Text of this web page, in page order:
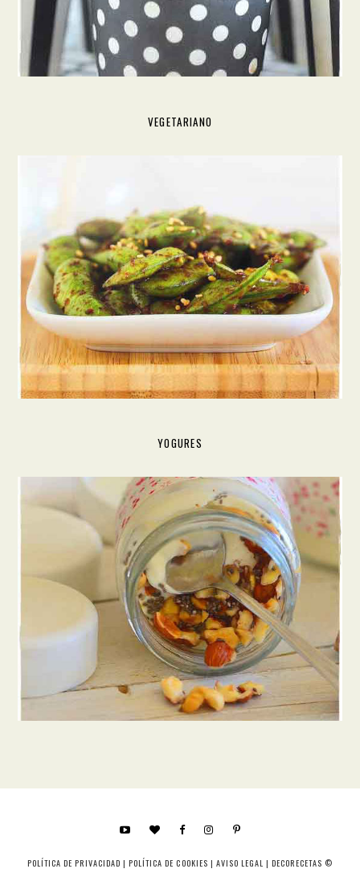
VEGETARIANO
YOGURES
POLÍTICA DE PRIVACIDAD |POLÍTICA DE COOKIES | AVISO LEGAL | DECORECETAS ©